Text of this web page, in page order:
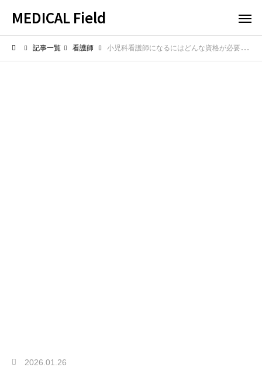
MEDICAL Field
記事一覧 看護師 小児科看護師になるにはどんな資格が必要？向いてる人の資質を解説
2026.01.26